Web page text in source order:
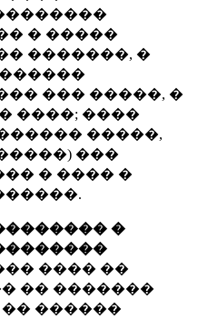
� �����
�������, �
��� �����, �
����; ����
�����,
���
� ���� �
�
���� ��
�� �������
������